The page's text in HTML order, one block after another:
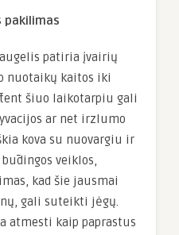
pakilimas
patiria įvairių
nuotaikų kaitos iki
šiuo laikotarpiu gali
ar net irzlumo
kova su nuovargiu ir
veiklos,
kad šie jausmai
gali suteikti jėgų.
atmesti kaip paprastus